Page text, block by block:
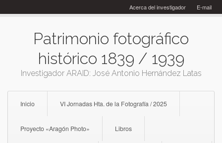
to
E-mail
Acerca del investigador
Patrimonio fotográfico
histórico 1839 / 1939
Investigador ARAID: José Antonio Hernández Latas
Inicio VI Jornadas Hta. de la Fotografía / 2025
Proyecto «Aragón Photo» Libros